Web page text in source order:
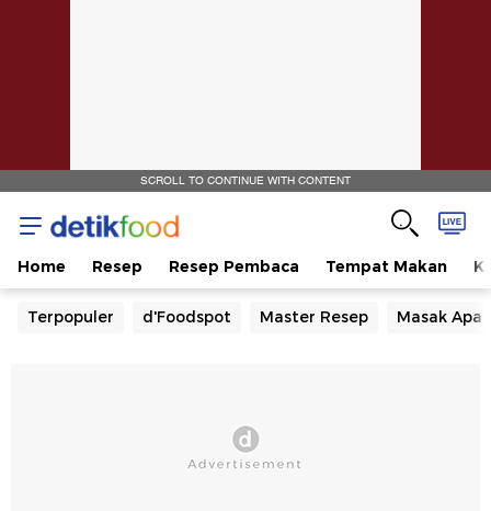
SCROLL TO CONTINUE WITH CONTENT
Home Resep Resep Pembaca Tempat Makan
Terpopuler d'Foodspot Master Resep Masak Apa